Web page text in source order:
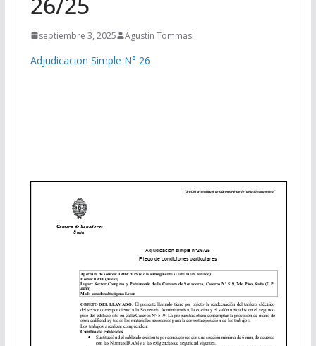
septiembre 3, 2025 Agustin Tommasi
Adjudicacion Simple N° 26